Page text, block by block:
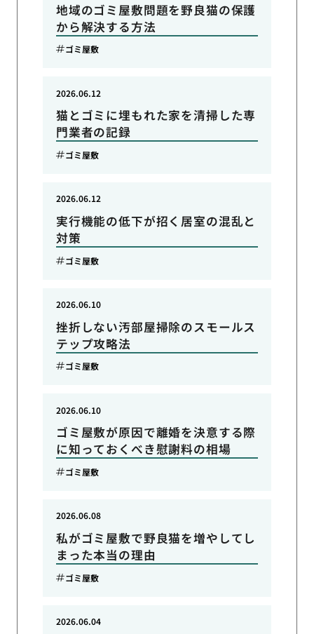
地域のゴミ屋敷問題を野良猫の保護
から解決する方法
ゴミ屋敷
猫とゴミに埋もれた家を清掃した専
門業者の記録
2026.06.12
ゴミ屋敷
実行機能の低下が招く居室の混乱と
対策
2026.06.12
ゴミ屋敷
挫折しない汚部屋掃除のスモールス
テップ攻略法
2026.06.10
ゴミ屋敷
ゴミ屋敷が原因で離婚を決意する際
に知っておくべき慰謝料の相場
2026.06.10
ゴミ屋敷
私がゴミ屋敷で野良猫を増やしてし
まった本当の理由
2026.06.08
ゴミ屋敷
2026.06.04